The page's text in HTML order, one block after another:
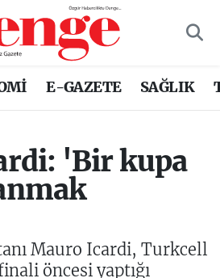
E-GAZETE SAĞLIK
'Bir kupa
Mauro Icardi, Turkcell
öncesi yaptığı
Durumu ve Fikstür